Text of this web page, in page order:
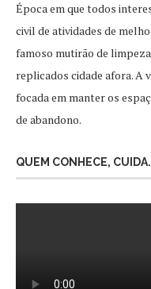
Época em que todos
civil de atividades de
famoso mutirão de
replicados cidade afora. A
focada em manter os
de abandono.
QUEM CONHECE, CUIDA.